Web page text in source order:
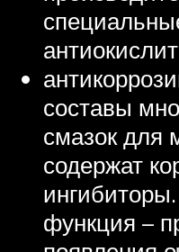
составы
смазок для
содержат
функция –